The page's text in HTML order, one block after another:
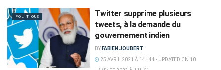
POLITIQUE
Twitter supprime plusieurs
tweets, à la demande du
gouvernement indien
BY FABIEN JOUBERT
25 AVRIL 2021 À 14H44 - UPDATED ON 10